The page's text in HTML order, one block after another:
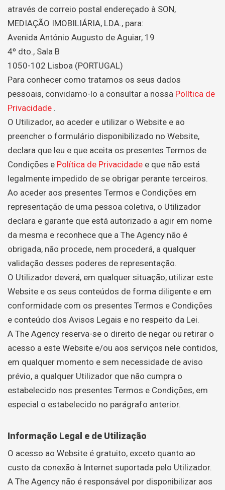
através de correio postal endereçado à SON,
MEDIAÇÃO IMOBILIÁRIA, LDA., para:
Avenida António Augusto de Aguiar, 19
4º dto., Sala B
1050-102 Lisboa (PORTUGAL)
Para conhecer como tratamos os seus dados
pessoais, convidamo-lo a consultar a nossa Política de
Privacidade .
O Utilizador, ao aceder e utilizar o Website e ao
preencher o formulário disponibilizado no Website,
declara que leu e que aceita os presentes Termos de
Condições e Política de Privacidade e que não está
legalmente impedido de se obrigar perante terceiros.
Ao aceder aos presentes Termos e Condições em
representação de uma pessoa coletiva, o Utilizador
declara e garante que está autorizado a agir em nome
da mesma e reconhece que a The Agency não é
obrigada, não procede, nem procederá, a qualquer
validação desses poderes de representação.
O Utilizador deverá, em qualquer situação, utilizar este
Website e os seus conteúdos de forma diligente e em
conformidade com os presentes Termos e Condições
e conteúdo dos Avisos Legais e no respeito da Lei.
A The Agency reserva-se o direito de negar ou retirar o
acesso a este Website e/ou aos serviços nele contidos,
em qualquer momento e sem necessidade de aviso
prévio, a qualquer Utilizador que não cumpra o
estabelecido nos presentes Termos e Condições, em
especial o estabelecido no parágrafo anterior.
Informação Legal e de Utilização
O acesso ao Website é gratuito, exceto quanto ao
custo da conexão à Internet suportada pelo Utilizador.
A The Agency não é responsável por disponibilizar aos